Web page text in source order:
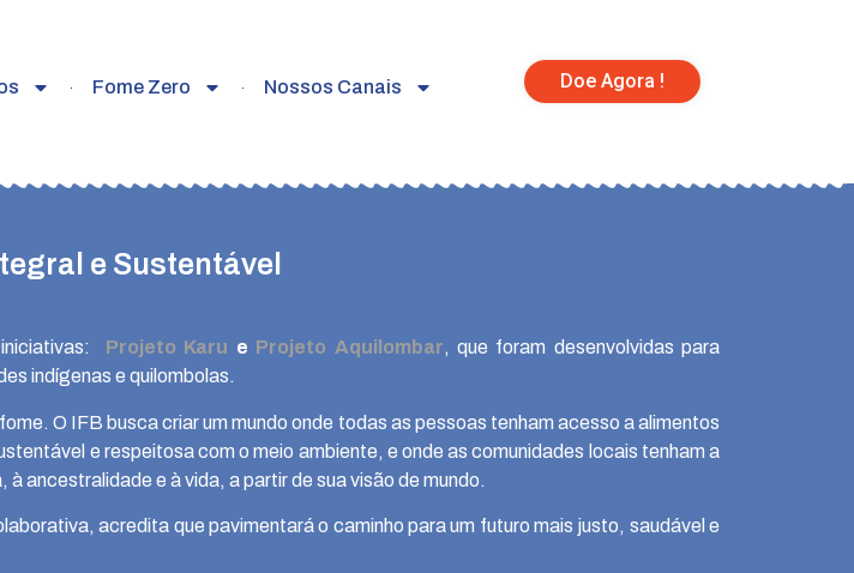
Fome Zero Nossos Canais Doe Agora !
e Sustentável​
Projeto Karu e Projeto Aquilombar, que foram desenvolvidas para
indígenas e quilombolas.
O IFB busca criar um mundo onde todas as pessoas tenham acesso a alimentos
e respeitosa com o meio ambiente, e onde as comunidades locais tenham a
ancestralidade e à vida, a partir de sua visão de mundo.
acredita que pavimentará o caminho para um futuro mais justo, saudável e